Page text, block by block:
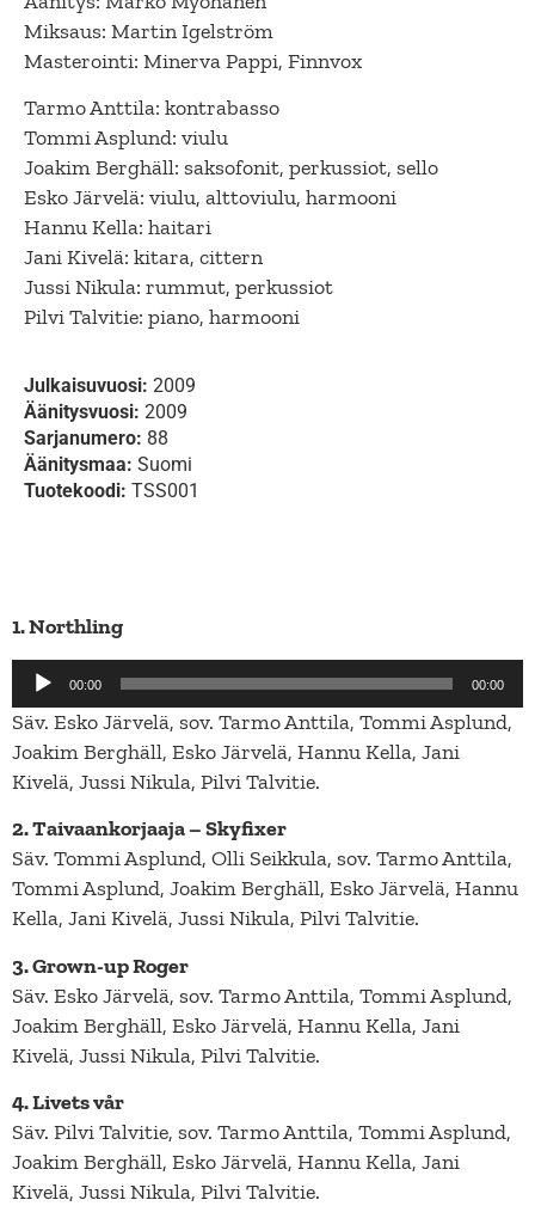
Miksaus: Martin Igelström
Masterointi: Minerva Pappi, Finnvox
Tarmo Anttila: kontrabasso
Tommi Asplund: viulu
Joakim Berghäll: saksofonit, perkussiot, sello
Esko Järvelä: viulu, alttoviulu, harmooni
Hannu Kella: haitari
Jani Kivelä: kitara, cittern
Jussi Nikula: rummut, perkussiot
Pilvi Talvitie: piano, harmooni
Julkaisuvuosi: 2009
Äänitysvuosi: 2009
Sarjanumero: 88
Äänitysmaa: Suomi
Tuotekoodi: TSS001
1. Northling
Äänitoistin
00:00 00:00
Säv. Esko Järvelä, sov. Tarmo Anttila, Tommi Asplund,
Joakim Berghäll, Esko Järvelä, Hannu Kella, Jani
Kivelä, Jussi Nikula, Pilvi Talvitie.
2. Taivaankorjaaja – Skyfixer
Säv. Tommi Asplund, Olli Seikkula, sov. Tarmo Anttila,
Tommi Asplund, Joakim Berghäll, Esko Järvelä, Hannu
Kella, Jani Kivelä, Jussi Nikula, Pilvi Talvitie.
3. Grown-up Roger
Säv. Esko Järvelä, sov. Tarmo Anttila, Tommi Asplund,
Joakim Berghäll, Esko Järvelä, Hannu Kella, Jani
Kivelä, Jussi Nikula, Pilvi Talvitie.
4. Livets vår
Säv. Pilvi Talvitie, sov. Tarmo Anttila, Tommi Asplund,
Joakim Berghäll, Esko Järvelä, Hannu Kella, Jani
Kivelä, Jussi Nikula, Pilvi Talvitie.